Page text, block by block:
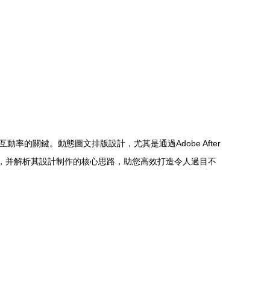
動率的關鍵。動態圖文排版設計，尤其是通過Adobe After
解析其設計制作的核心思路，助您高效打造令人過目不